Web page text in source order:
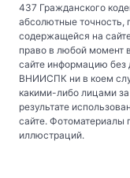
437 Гражданского
абсолютные точность,
содержащейся на
право в любой момент
сайте информацию без
ВНИИСПК ни в коем
какими-либо лицами
результате
сайте. Фотоматериалы
иллюстраций.